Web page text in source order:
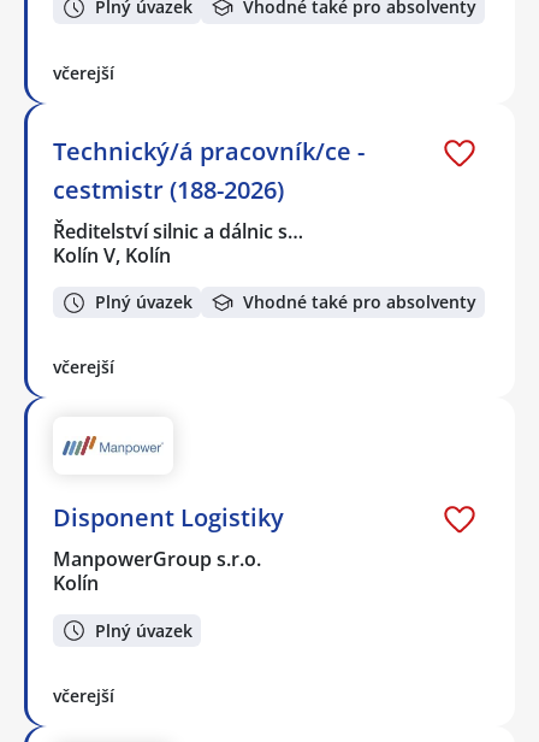
Plný úvazek Vhodné také pro absolventy
včerejší
Technický/á pracovník/ce -
cestmistr (188-2026)
Ředitelství silnic a dálnic s…
Kolín V, Kolín
Plný úvazek Vhodné také pro absolventy
včerejší
Disponent Logistiky
ManpowerGroup s.r.o.
Kolín
Plný úvazek
včerejší